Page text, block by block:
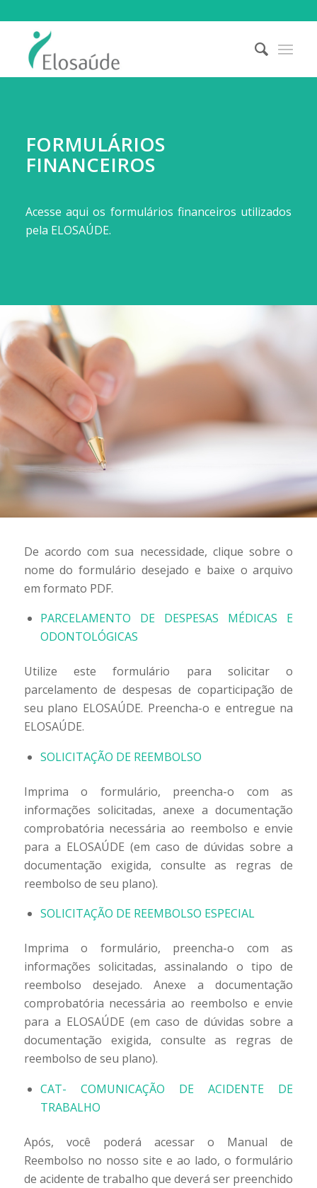
FORMULÁRIOS
FINANCEIROS
Acesse aqui os formulários financeiros utilizados
pela ELOSAÚDE.
De acordo com sua necessidade, clique sobre o
nome do formulário desejado e baixe o arquivo
em formato PDF.
PARCELAMENTO DE DESPESAS MÉDICAS E
ODONTOLÓGICAS
Utilize este formulário para solicitar o
parcelamento de despesas de coparticipação de
seu plano ELOSAÚDE. Preencha-o e entregue na
ELOSAÚDE.
SOLICITAÇÃO DE REEMBOLSO
Imprima o formulário, preencha-o com as
informações solicitadas, anexe a documentação
comprobatória necessária ao reembolso e envie
para a ELOSAÚDE (em caso de dúvidas sobre a
documentação exigida, consulte as regras de
reembolso de seu plano).
SOLICITAÇÃO DE REEMBOLSO ESPECIAL
Imprima o formulário, preencha-o com as
informações solicitadas, assinalando o tipo de
reembolso desejado. Anexe a documentação
comprobatória necessária ao reembolso e envie
para a ELOSAÚDE (em caso de dúvidas sobre a
documentação exigida, consulte as regras de
reembolso de seu plano).
CAT- COMUNICAÇÃO DE ACIDENTE DE
TRABALHO
Após, você poderá acessar o Manual de
Reembolso no nosso site e ao lado, o formulário
de acidente de trabalho que deverá ser preenchido